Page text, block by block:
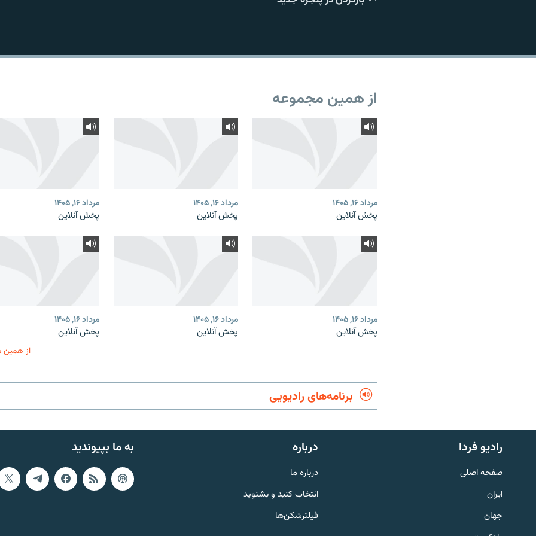
English
به ما بپیوندید
از همین مجموعه
مرداد ۱۶, ۱۴۰۵
پخش آنلاین
مرداد ۱۶, ۱۴۰۵
پخش آنلاین
مرداد ۱۶, ۱۴۰۵
پخش آنلاین
مرداد ۱۶, ۱۴۰۵
پخش آنلاین
مرداد ۱۶, ۱۴۰۵
پخش آنلاین
مرداد ۱۶, ۱۴۰۵
پخش آنلاین
از همین
برنامه‌های رادیویی
به ما بپیوندید رادیو فردا
صفحه اصلی
ایران
جهان
درباره
درباره ما
انتخاب کنید و بشنوید
فیلترشکن‌ها